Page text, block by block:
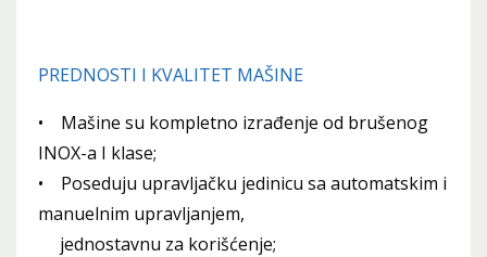
PREDNOSTI I KVALITET MAŠINE
• Mašine su kompletno izrađenje od brušenog
INOX-a I klase;
• Poseduju upravljačku jedinicu sa automatskim i
manuelnim upravljanjem,
jednostavnu za korišćenje;